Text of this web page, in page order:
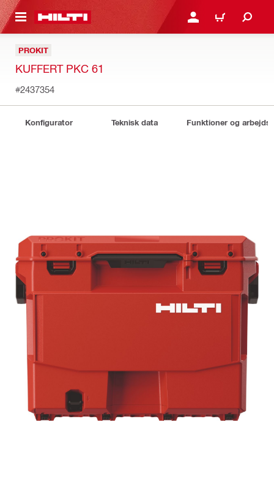
HOVEDINDHOLD LOG IND ELLER
INDKØBSKURV
PROKIT
KUFFERT PKC 61
#2437354
Konfigurator Teknisk data Funktioner og